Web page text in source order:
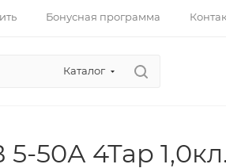
Бонусная программа
Каталог
50А 4Тар